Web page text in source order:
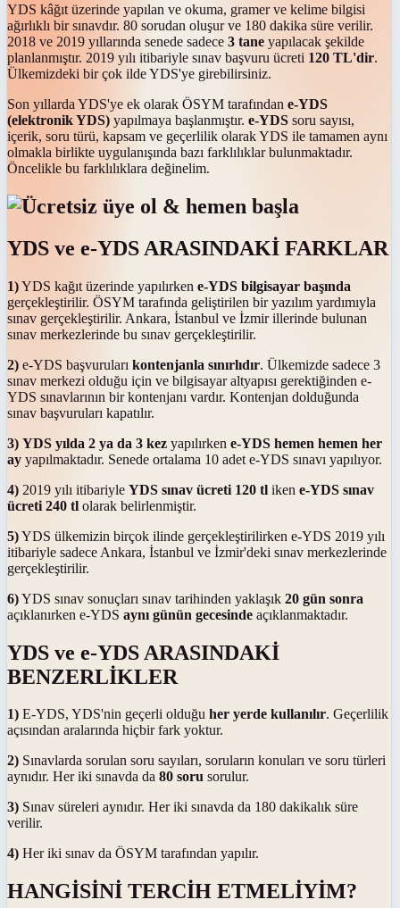
YDS kâğıt üzerinde yapılan ve okuma, gramer ve kelime bilgisi
ağırlıklı bir sınavdır. 80 sorudan oluşur ve 180 dakika süre verilir.
2018 ve 2019 yıllarında senede sadece 3 tane yapılacak şekilde
planlanmıştır. 2019 yılı itibariyle sınav başvuru ücreti 120 TL'dir.
Ülkemizdeki bir çok ilde YDS'ye girebilirsiniz.
Son yıllarda YDS'ye ek olarak ÖSYM tarafından e-YDS
(elektronik YDS) yapılmaya başlanmıştır. e-YDS soru sayısı,
içerik, soru türü, kapsam ve geçerlilik olarak YDS ile tamamen aynı
olmakla birlikte uygulanışında bazı farklılıklar bulunmaktadır.
Öncelikle bu farklılıklara değinelim.
YDS ve e-YDS ARASINDAKİ FARKLAR
1)YDS kağıt üzerinde yapılırken e-YDS bilgisayar başında
gerçekleştirilir. ÖSYM tarafında geliştirilen bir yazılım yardımıyla
sınav gerçekleştirilir. Ankara, İstanbul ve İzmir illerinde bulunan
sınav merkezlerinde bu sınav gerçekleştirilir.
2) e-YDS başvuruları kontenjanla sınırlıdır. Ülkemizde sadece 3
sınav merkezi olduğu için ve bilgisayar altyapısı gerektiğinden e-
YDS sınavlarının bir kontenjanı vardır. Kontenjan dolduğunda
sınav başvuruları kapatılır.
3) YDS yılda 2 ya da 3 kez yapılırken e-YDS hemen hemen her
ay yapılmaktadır. Senede ortalama 10 adet e-YDS sınavı yapılıyor.
4) 2019 yılı itibariyle YDS sınav ücreti 120 tl iken e-YDS sınav
ücreti 240 tl olarak belirlenmiştir.
5)YDS ülkemizin birçok ilinde gerçekleştirilirken e-YDS 2019 yılı
itibariyle sadece Ankara, İstanbul ve İzmir'deki sınav merkezlerinde
gerçekleştirilir.
6)YDS sınav sonuçları sınav tarihinden yaklaşık 20 gün sonra
açıklanırken e-YDS aynı günün gecesinde açıklanmaktadır.
YDS ve e-YDS ARASINDAKİ
BENZERLİKLER
1) E-YDS, YDS'nin geçerli olduğu her yerde kullanılır. Geçerlilik
açısından aralarında hiçbir fark yoktur.
2) Sınavlarda sorulan soru sayıları, soruların konuları ve soru türleri
aynıdır. Her iki sınavda da 80 soru sorulur.
3) Sınav süreleri aynıdır. Her iki sınavda da 180 dakikalık süre
verilir.
4) Her iki sınav da ÖSYM tarafından yapılır.
HANGİSİNİ TERCİH ETMELİYİM?